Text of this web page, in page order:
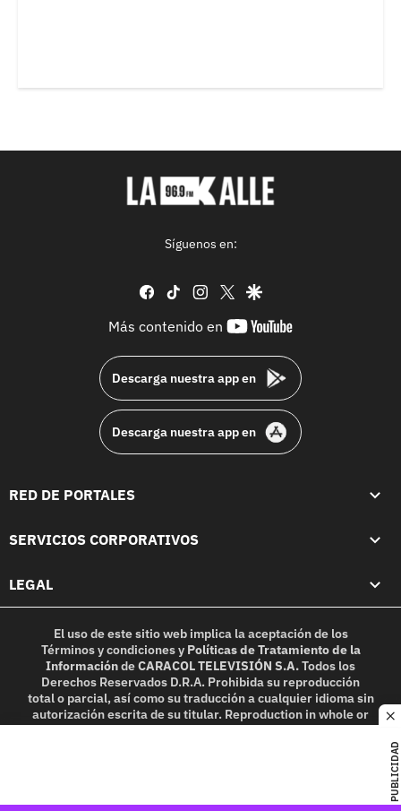
PUBLICIDAD
Síguenos en:
facebook
tiktok instagram
twittergoogle
Más contenido en
youtube-
Descarga nuestra app en
Descarga nuestra app en
RED DE PORTALES
SERVICIOS CORPORATIVOS
LEGAL
El uso de este sitio web implica la aceptación de los
Términos y condicionesy Políticas de Tratamiento de la
InformacióndeCARACOL TELEVISIÓN S.A.Todos los
Derechos Reservados D.R.A. Prohibida su reproducción
total o parcial, así como su traducción a cualquier idioma sin
autorización escrita de su titular. Reproduction in whole or
in part, or translation without written permission is